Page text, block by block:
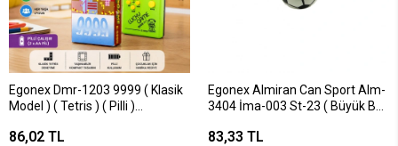
Egonex Dmr-1203 9999 ( Klasik
Model ) ( Tetris ) ( Pilli )
86,02 TL
Egonex Almiran Can Sport Alm-
3404 İma-003 St-23 ( Büyük Boy
( Taraftar )*6x48
83,33 TL